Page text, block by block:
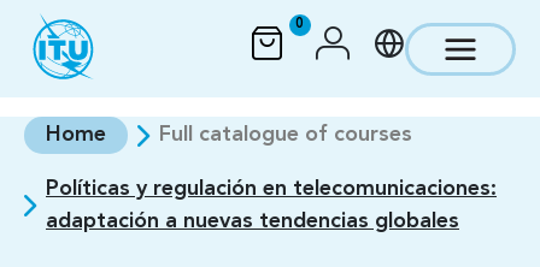
Skip to main content
0
Home Full catalogue of courses
Políticas y regulación en telecomunicaciones:
adaptación a nuevas tendencias globales